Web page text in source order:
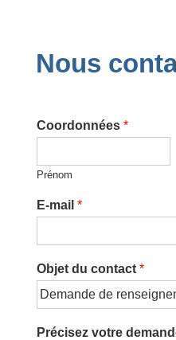
Nous
Coordonnées *
Prénom
E-mail *
Objet du contact *
Précisez votre